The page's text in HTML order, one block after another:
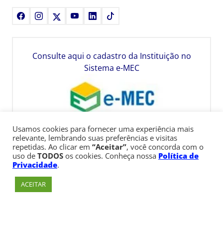
FacebookInstagram YoutubeLinkedIn
Consulte aqui o cadastro da Instituição no
Sistema e-MEC
Usamos cookies para fornecer uma experiência mais
relevante, lembrando suas preferências e visitas
repetidas. Ao clicar em “Aceitar”, você concorda com o
uso de TODOS os cookies. Conheça nossa Política de
Privacidade.
ACEITAR